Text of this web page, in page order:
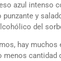
azul intenso
punzante y
del
hay muchos
menos cantidad